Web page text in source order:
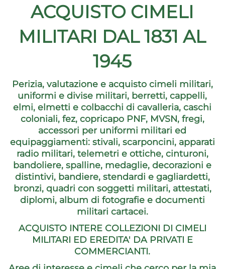
ACQUISTO CIMELI
MILITARI DAL 1831 AL
1945
Perizia, valutazione e acquisto cimeli militari,
uniformi e divise militari, berretti, cappelli,
elmi, elmetti e colbacchi di cavalleria, caschi
coloniali, fez, copricapo PNF, MVSN, fregi,
accessori per uniformi militari ed
equipaggiamenti: stivali, scarponcini, apparati
radio militari, telemetri e ottiche, cinturoni,
bandoliere, spalline, medaglie, decorazioni e
distintivi, bandiere, stendardi e gagliardetti,
bronzi, quadri con soggetti militari, attestati,
diplomi, album di fotografie e documenti
militari cartacei.
ACQUISTO INTERE COLLEZIONI DI CIMELI
MILITARI ED EREDITA' DA PRIVATI E
COMMERCIANTI.